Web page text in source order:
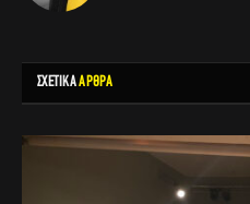
ΣΧΕΤΙΚΑΑΡΘΡΑ